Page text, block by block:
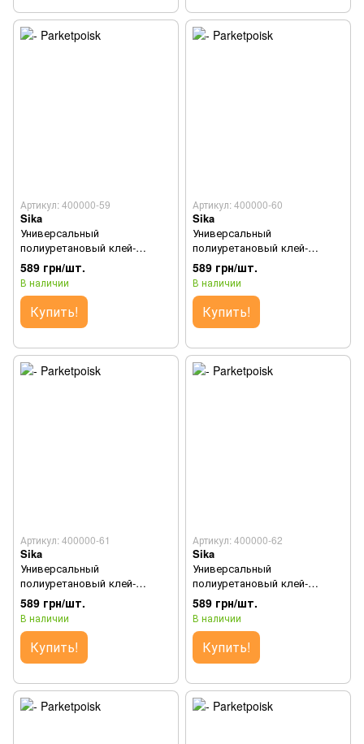
Артикул: 400000-59
Sika
Универсальный
полиуретановый клей-
герметик Sikaflex®-11FC+
(Белый) - (600 мл/уп.)
589 грн/шт.
В наличии
Купить!
Артикул: 400000-60
Sika
Универсальный
полиуретановый клей-
герметик Sikaflex®-11FC+
(Серый) - (600 мл/уп.)
589 грн/шт.
В наличии
Купить!
Артикул: 400000-61
Sika
Универсальный
полиуретановый клей-
герметик Sikaflex®-11FC+
(Бежевый) - (600 мл/уп.)
589 грн/шт.
В наличии
Купить!
Артикул: 400000-62
Sika
Универсальный
полиуретановый клей-
герметик Sikaflex®-11FC+
(Серый) - (600 мл/уп.)
589 грн/шт.
В наличии
Купить!